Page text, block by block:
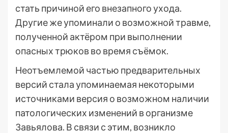
стать причиной его внезапного ухода.
Другие же упоминали о возможной травме,
полученной актёром при выполнении
опасных трюков во время съёмок.
Неотъемлемой частью предварительных
версий стала упоминаемая некоторыми
источниками версия о возможном наличии
патологических изменений в организме
Завьялова. В связи с этим, возникло